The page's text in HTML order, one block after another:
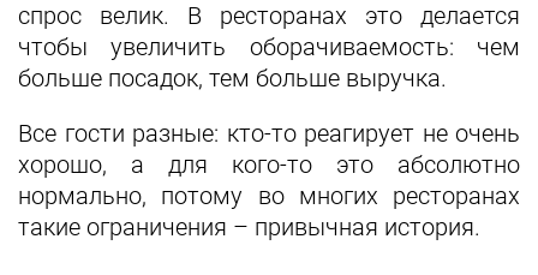
спрос велик. В ресторанах это делается
чтобы увеличить оборачиваемость: чем
больше посадок, тем больше выручка.
Все гости разные: кто-то реагирует не очень
хорошо, а для кого-то это абсолютно
нормально, потому во многих ресторанах
такие ограничения – привычная история.